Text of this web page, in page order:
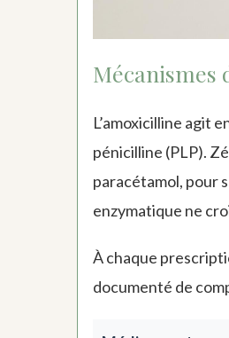
Mécanismes
L’amoxicilline agit
pénicilline (PLP).
paracétamol, pour
enzymatique ne
À chaque
documenté de